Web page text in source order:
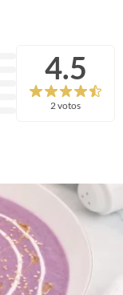
4.5
2 votos